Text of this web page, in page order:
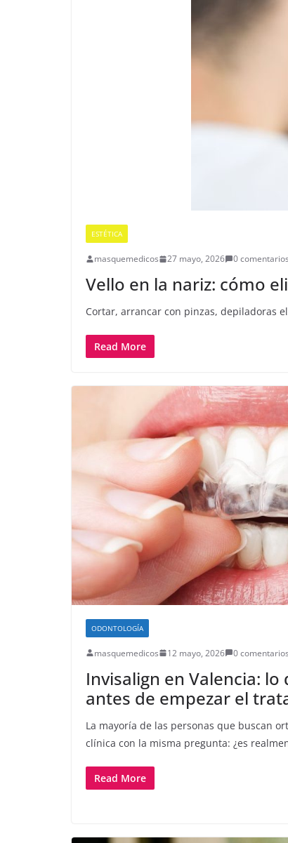
ESTÉTICA
masquemedicos 27 mayo, 2026 0 comentarios
Vello en la nariz: cómo
Cortar, arrancar con pinzas, depiladoras
Read More
ODONTOLOGÍA
masquemedicos 12 mayo, 2026 0 comentarios
Invisalign en Valencia:
antes de empezar el
La mayoría de las personas que buscan
clínica con la misma pregunta: ¿es
Read More